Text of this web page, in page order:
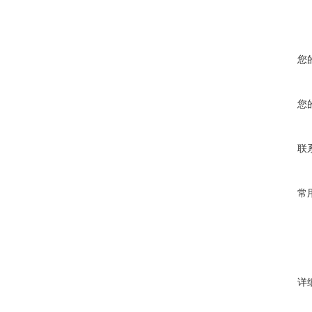
您
您
联
常
详